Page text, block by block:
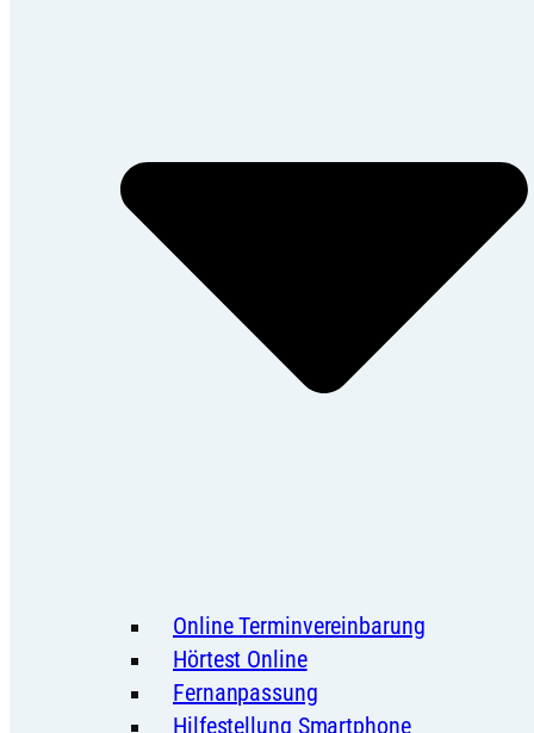
Online Terminvereinbarung
Hörtest Online
Fernanpassung
Hilfestellung Smartphone